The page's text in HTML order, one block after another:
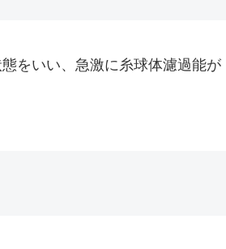
をいい、急激に糸球体濾過能が